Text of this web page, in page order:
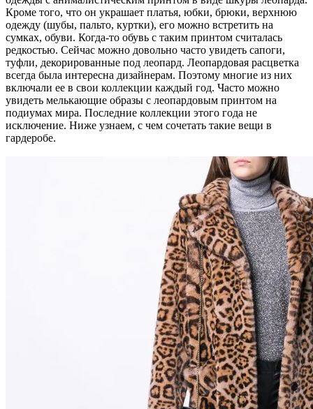
Кроме того, что он украшает платья, юбки, брюки, верхнюю
одежду (шубы, пальто, куртки), его можно встретить на
сумках, обуви. Когда-то обувь с таким принтом считалась
редкостью. Сейчас можно довольно часто увидеть сапоги,
туфли, декорированные под леопард. Леопардовая расцветка
всегда была интересна дизайнерам. Поэтому многие из них
включали ее в свои коллекции каждый год. Часто можно
увидеть мелькающие образы с леопардовым принтом на
подиумах мира. Последние коллекции этого года не
исключение. Ниже узнаем, с чем сочетать такие вещи в
гардеробе.